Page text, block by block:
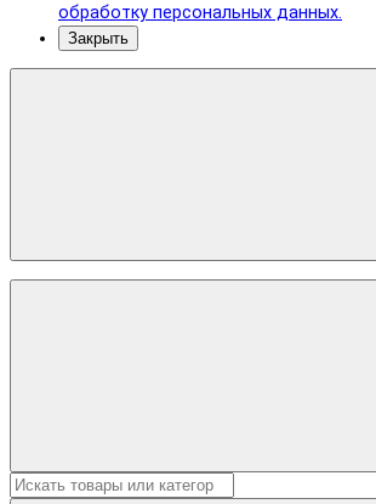
обработку персональных данных.
Закрыть